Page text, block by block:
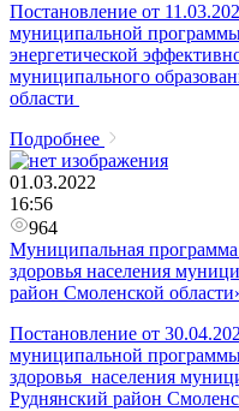
Постановление от
муниципальной
энергетической
муниципального
области
Подробнее
01.03.2022
16:56
964
Муниципальная
здоровья населения
район Смоленской
Постановление от
муниципальной
здоровья населения
Руднянский район